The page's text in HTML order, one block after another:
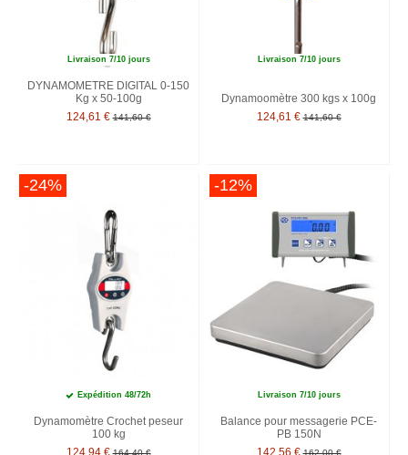
Livraison 7/10 jours
DYNAMOMETRE DIGITAL 0-150
Kg x 50-100g
124,61 € 141,60 €
Livraison 7/10 jours
Dynamoomètre 300 kgs x 100g
124,61 € 141,60 €
-24%
Expédition 48/72h
Dynamomètre Crochet peseur
100 kg
124,94 € 164,40 €
-12%
Livraison 7/10 jours
Balance pour messagerie PCE-
PB 150N
142,56 € 162,00 €